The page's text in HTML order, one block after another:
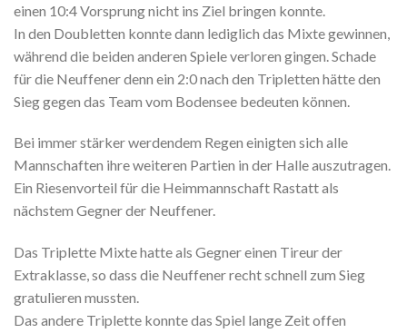
einen 10:4 Vorsprung nicht ins Ziel bringen konnte.
In den Doubletten konnte dann lediglich das Mixte gewinnen,
während die beiden anderen Spiele verloren gingen. Schade
für die Neuffener denn ein 2:0 nach den Tripletten hätte den
Sieg gegen das Team vom Bodensee bedeuten können.
Bei immer stärker werdendem Regen einigten sich alle
Mannschaften ihre weiteren Partien in der Halle auszutragen.
Ein Riesenvorteil für die Heimmannschaft Rastatt als
nächstem Gegner der Neuffener.
Das Triplette Mixte hatte als Gegner einen Tireur der
Extraklasse, so dass die Neuffener recht schnell zum Sieg
gratulieren mussten.
Das andere Triplette konnte das Spiel lange Zeit offen